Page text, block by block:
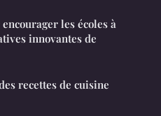
les écoles à
innovantes de
recettes de cuisine